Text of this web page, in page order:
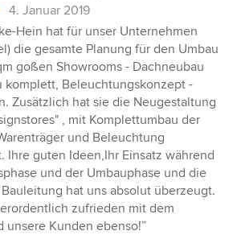
4. Januar 2019
Hein hat für unser Unternehmen
die gesamte Planung für den Umbau
goßen Showrooms - Dachneubau
komplett, Beleuchtungskonzept -
Zusätzlich hat sie die Neugestaltung
, mit Komplettumbau der
und Beleuchtung
Ihre guten Ideen,Ihr Einsatz während
und der Umbauphase und die
hat uns absolut überzeugt.
zufrieden mit dem
unsere Kunden ebenso!”